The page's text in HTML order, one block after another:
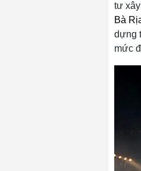
tư
Bà
dựng
mức